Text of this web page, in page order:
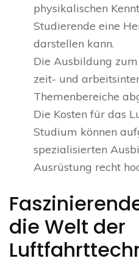
physikalischen
Studierende eine
darstellen kann.
Die Ausbildung
zeit- und
Themenbereiche
Die Kosten für das
Studium können
spezialisierten
Ausrüstung recht
die Welt der